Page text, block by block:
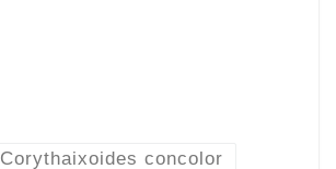
Corythaixoides concolor